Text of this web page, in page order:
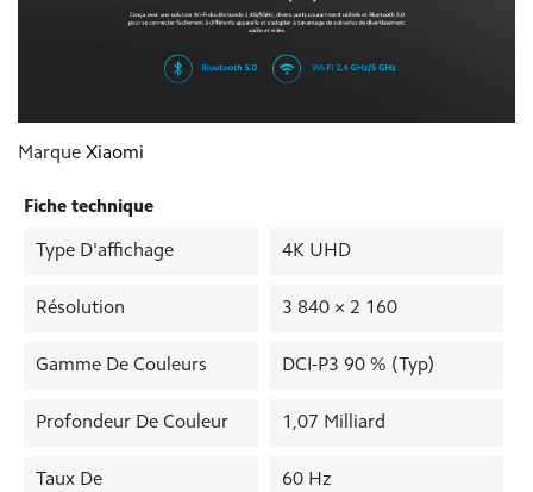
Marque Xiaomi
Fiche technique
Type D'affichage 4K UHD
Résolution 3 840 × 2 160
Gamme De Couleurs DCI-P3 90 % (typ)
Profondeur De Couleur 1,07 Milliard
Taux De
60 Hz